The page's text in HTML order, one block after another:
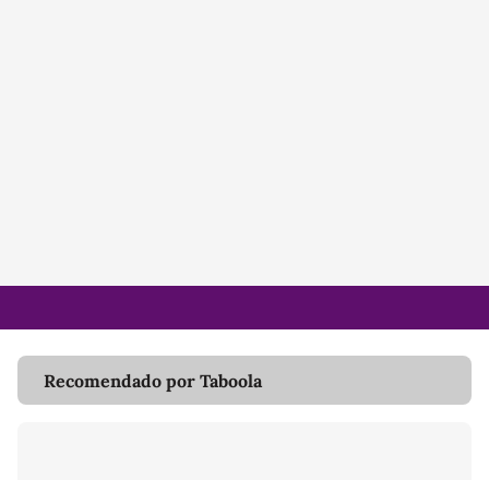
Recomendado por Taboola